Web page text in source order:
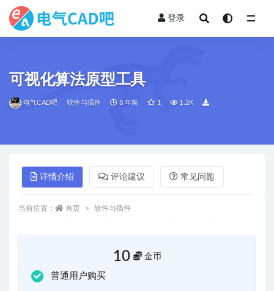
登录
可视化算法原型工具
电气CAD吧 软件与插件 8 年前 1 1.2K
详情介绍 评论建议 常见问题
当前位置： 首页 软件与插件
10 金币
普通用户购买